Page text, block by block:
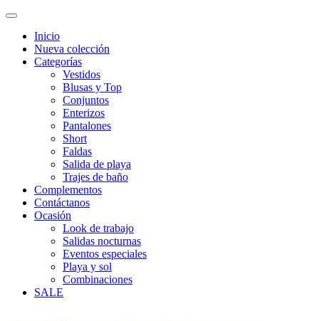
Inicio
Nueva colección
Categorías
Vestidos
Blusas y Top
Conjuntos
Enterizos
Pantalones
Short
Faldas
Salida de playa
Trajes de baño
Complementos
Contáctanos
Ocasión
Look de trabajo
Salidas nocturnas
Eventos especiales
Playa y sol
Combinaciones
SALE